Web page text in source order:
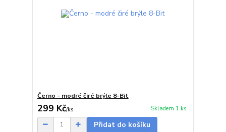
Černo - modré čiré brýle 8-Bit
299 Kč/ks Skladem 1 ks
Přidat do košíku